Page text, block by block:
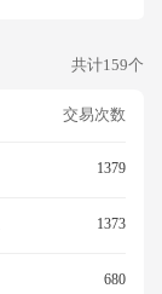
共计159个
交易次数
1379
1373
680